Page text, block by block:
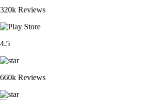
320k Reviews
4.5
660k Reviews